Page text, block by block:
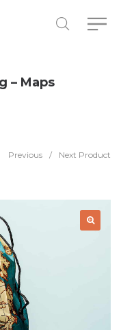
– Maps
Previous / Next Product